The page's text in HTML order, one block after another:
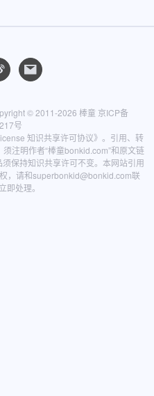
© 2011-2026 棒童 京ICP备
号
知识共享许可协议》 。引用、转
注明作者“棒童bonkid.com”和原文链
保持知识共享许可不变。本网站引用
，请和superbonkid@bonkid.com联
即处理。